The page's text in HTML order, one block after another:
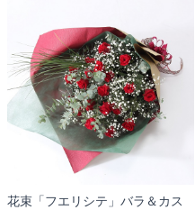
花束「フエリシテ」バラ＆カス